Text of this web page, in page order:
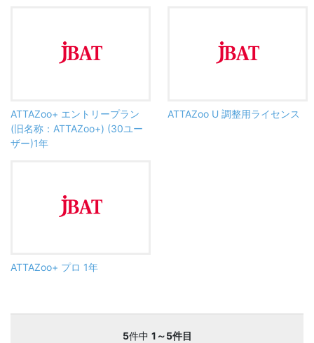
ATTAZoo+ エントリープラン
(旧名称：ATTAZoo+) (30ユー
ザー)1年
ATTAZoo U 調整用ライセンス
ATTAZoo+ プロ 1年
5件中 1～5件目